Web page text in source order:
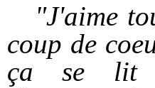
"J'aime
coup de
ça se lit